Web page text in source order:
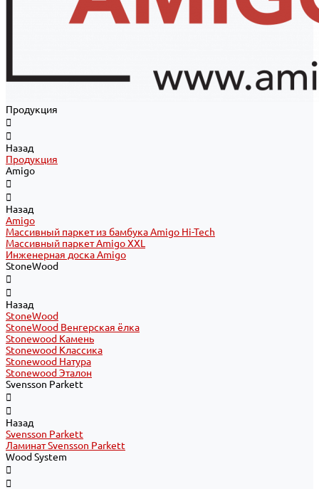
Продукция
Назад
Продукция
Amigo
Назад
Amigo
Массивный паркет из бамбука Amigo Hi-Tech
Массивный паркет Amigo XXL
Инженерная доска Amigo
StoneWood
Назад
StoneWood
StoneWood Венгерская ёлка
Stonewood Камень
Stonewood Классика
Stonewood Натура
Stonewood Эталон
Svensson Parkett
Назад
Svensson Parkett
Ламинат Svensson Parkett
Wood System